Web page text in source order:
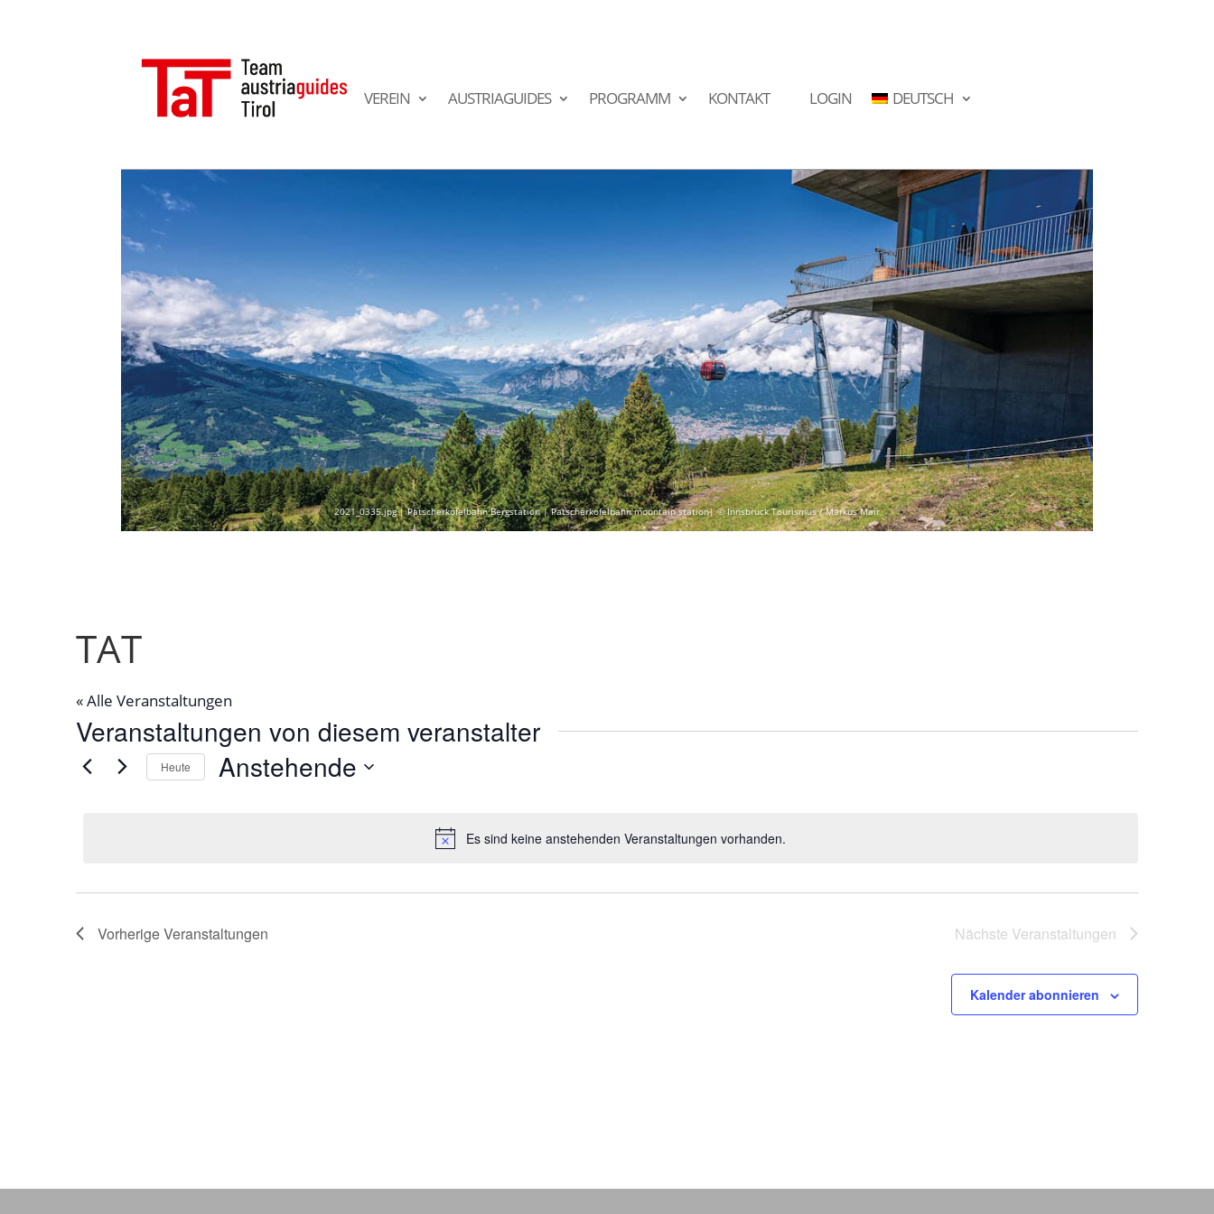
VEREIN AUSTRIAGUIDES PROGRAMM KONTAKT LOGIN DEUTSCH
2021_0335.jpg | Patscherkofelbahn Bergstation | Patscherkofelbahn mountain station| © Innsbruck Tourismus / Markus Mair
TAT
« Alle Veranstaltungen
Veranstaltungen von diesem veranstalter
Hinweis
Es sind keine anstehenden Veranstaltungen vorhanden.
Heute Anstehende
VorherigeVeranstaltungen Nächste Veranstaltungen
Kalender abonnieren